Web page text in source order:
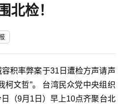
北检！
积率弊案于31日遭检方声请声
柯文哲”。 台湾民众党中央组织
（9月1日）早上10点齐聚台北